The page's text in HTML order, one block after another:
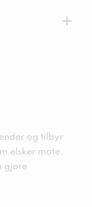
+
og tilbyr
elsker mote.
gjøre